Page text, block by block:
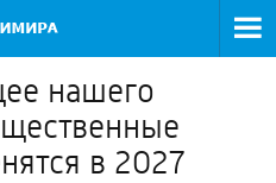
нашего
в 2027